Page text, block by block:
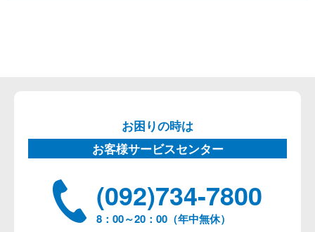
お困りの時は
お客様サービスセンター
(092)734-7800
8：00～20：00（年中無休）